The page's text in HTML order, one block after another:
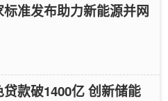
准发布助力新能源并网
款破1400亿 创新储能